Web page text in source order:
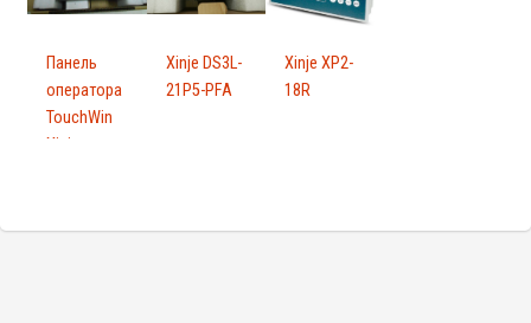
Панель
оператора
TouchWin
Xinje
Xinje DS3L-
21P5-PFA
Xinje XP2-
18R